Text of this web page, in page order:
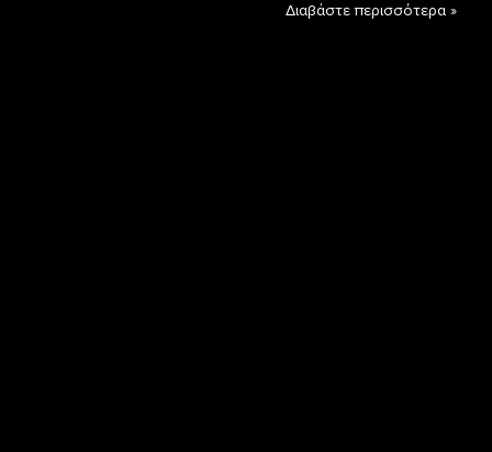
Διαβάστε περισσότερα »